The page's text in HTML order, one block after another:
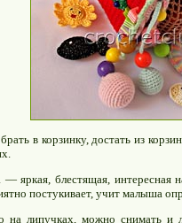
в корзинку, достать из
— яркая, блестящая,
постукивает, учит малыша
липучках, можно снимать и